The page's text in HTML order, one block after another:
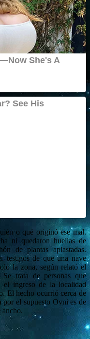
o qué originó ese mal.
ni quedaron huellas de
de plantas aplastadas.
testigos de que una nave
la zona, según relató el
trata de personas que
el ingreso de la localidad
El hecho ocurrió cerca de
por el supuesto Ovni es de
ancho.